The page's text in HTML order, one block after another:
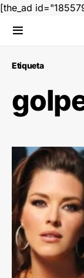
[the_ad
Etiqueta